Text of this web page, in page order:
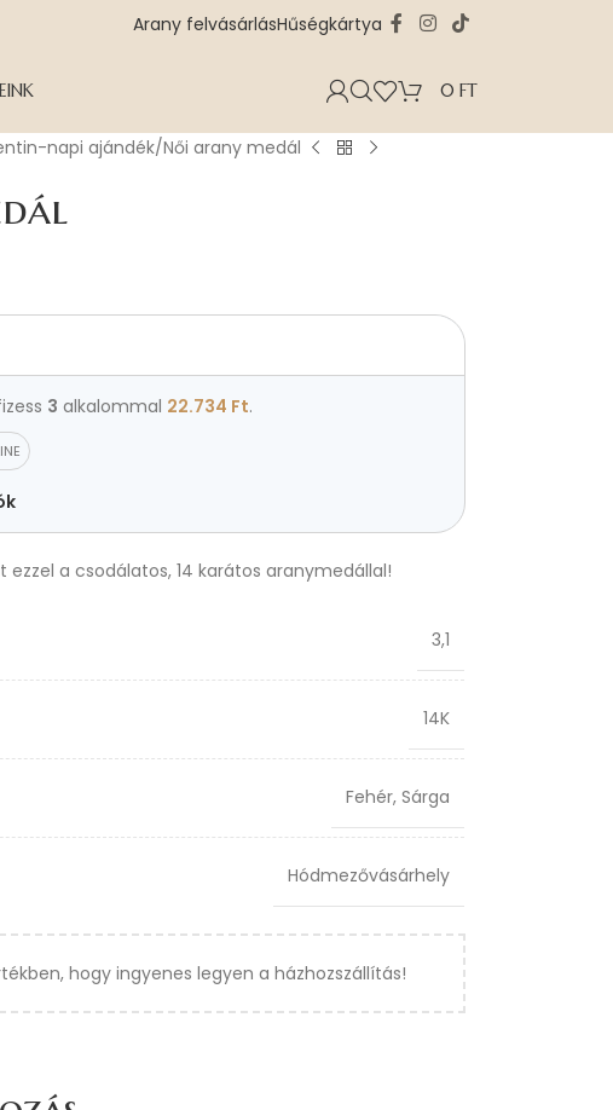
Arany felvásárlásHűségkártya
0 FT
napi ajándék Női arany medál
3 alkalommal 22.734 Ft.
a csodálatos, 14 karátos aranymedállal!
3,1
14K
Fehér, Sárga
Hódmezővásárhely
hogy ingyenes legyen a házhozszállítás!